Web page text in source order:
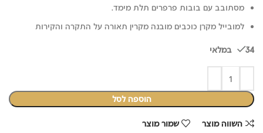
מסתובב עם בובות פרפרים תלת מימד.
למובייל מקרן כוכבים מובנה מקרין תאורה על התקרה והקירות
34 במלאי
הוספה לסל
השווה מוצר שמור מוצר